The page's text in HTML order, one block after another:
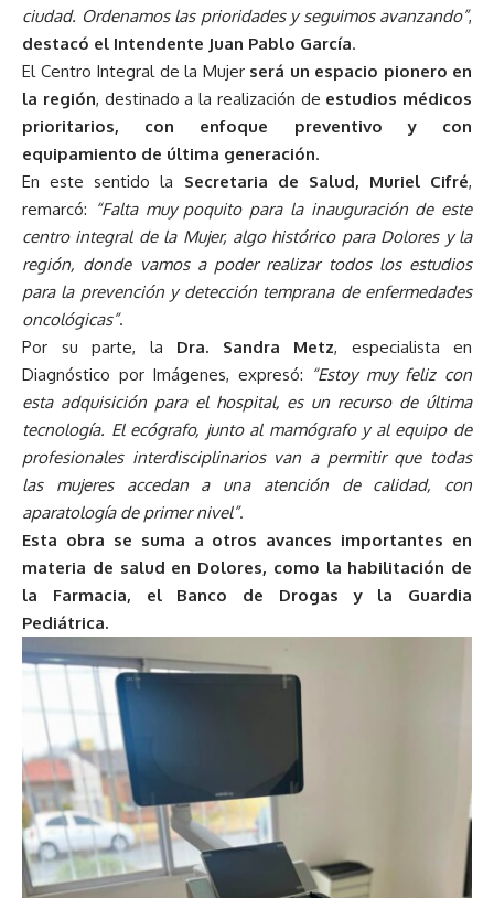
ciudad. Ordenamos las prioridades y seguimos avanzando”,
destacó el Intendente Juan Pablo García.
El Centro Integral de la Mujer será un espacio pionero en
la región, destinado a la realización de estudios médicos
prioritarios, con enfoque preventivo y con
equipamiento de última generación.
En este sentido la Secretaria de Salud, Muriel Cifré,
remarcó: “Falta muy poquito para la inauguración de este
centro integral de la Mujer, algo histórico para Dolores y la
región, donde vamos a poder realizar todos los estudios
para la prevención y detección temprana de enfermedades
oncológicas”.
Por su parte, la Dra. Sandra Metz, especialista en
Diagnóstico por Imágenes, expresó: “Estoy muy feliz con
esta adquisición para el hospital, es un recurso de última
tecnología. El ecógrafo, junto al mamógrafo y al equipo de
profesionales interdisciplinarios van a permitir que todas
las mujeres accedan a una atención de calidad, con
aparatología de primer nivel”.
Esta obra se suma a otros avances importantes en
materia de salud en Dolores, como la habilitación de
la Farmacia, el Banco de Drogas y la Guardia
Pediátrica.